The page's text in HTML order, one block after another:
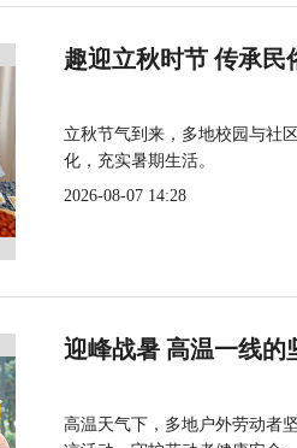
趣迎立秋时节 传承民
立秋节气到来，多地校园与社
化，充实暑期生活。
2026-08-07 14:28
迎峰战暑 高温一线的
高温天气下，多地户外劳动者